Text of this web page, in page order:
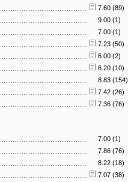
7.60 (89)
9.00 (1)
7.00 (1)
7.23 (50)
6.00 (2)
6.20 (10)
8.83 (154)
7.42 (26)
7.36 (76)
7.00 (1)
7.86 (76)
8.22 (18)
7.07 (38)